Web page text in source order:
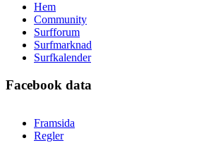
Hem
Community
Surfforum
Surfmarknad
Surfkalender
Facebook data
Framsida
Regler